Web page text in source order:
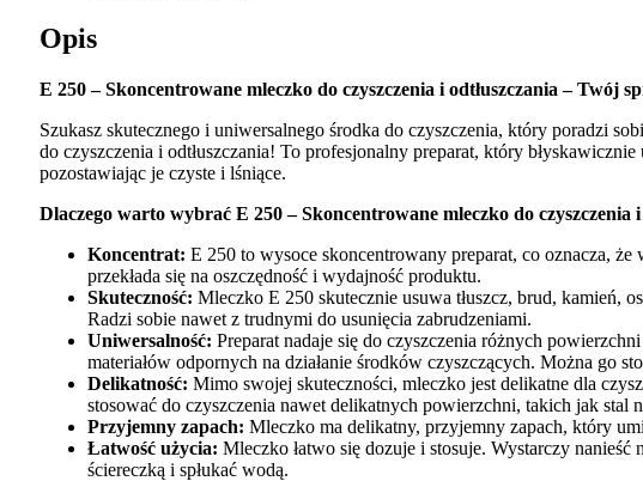
Opis
E 250 – Skoncentrowane mleczko do czyszczenia i odtłuszczania – Twój
Szukasz skutecznego i uniwersalnego środka do czyszczenia, który poradzi
do czyszczenia i odtłuszczania! To profesjonalny preparat, który
pozostawiając je czyste i lśniące.
Dlaczego warto wybrać E 250 – Skoncentrowane mleczko do czyszczenia i
Koncentrat: E 250 to wysoce skoncentrowany preparat, co oznacza,
przekłada się na oszczędność i wydajność produktu.
Skuteczność: Mleczko E 250 skutecznie usuwa tłuszcz, brud, kamień,
Radzi sobie nawet z trudnymi do usunięcia zabrudzeniami.
Uniwersalność: Preparat nadaje się do czyszczenia różnych
materiałów odpornych na działanie środków czyszczących. Można go
Delikatność: Mimo swojej skuteczności, mleczko jest delikatne dla
stosować do czyszczenia nawet delikatnych powierzchni, takich jak stal
Przyjemny zapach: Mleczko ma delikatny, przyjemny zapach, który
Łatwość użycia: Mleczko łatwo się dozuje i stosuje. Wystarczy
ściereczką i spłukać wodą.